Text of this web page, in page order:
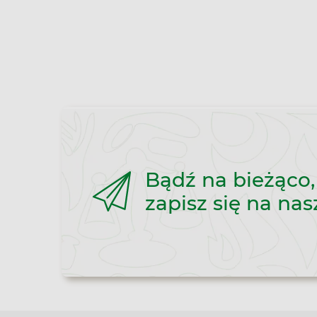
Bądź na bieżąco,
zapisz się na